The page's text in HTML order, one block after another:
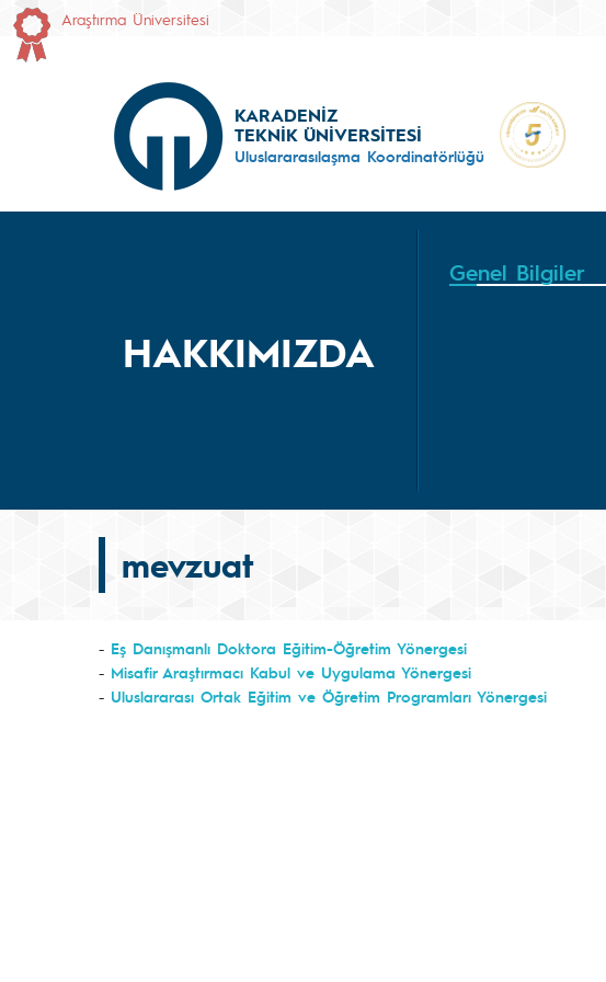
Araştırma Üniversitesi
KARADENİZ
TEKNİK ÜNİVERSİTESİ
Uluslararasılaşma Koordinatörlüğü
HAKKIMIZDA
Genel Bilgiler
mevzuat
- Eş Danışmanlı Doktora Eğitim-Öğretim Yönergesi
- Misafir Araştırmacı Kabul ve Uygulama Yönergesi
- Uluslararası Ortak Eğitim ve Öğretim Programları Yönergesi